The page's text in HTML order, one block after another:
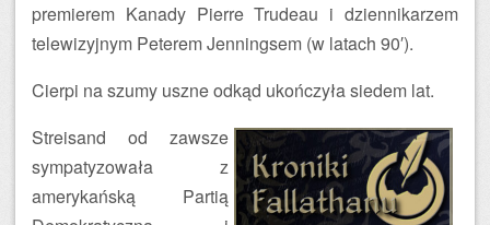
premierem Kanady Pierre Trudeau i dziennikarzem
telewizyjnym Peterem Jenningsem (w latach 90′).
Cierpi na szumy uszne odkąd ukończyła siedem lat.
Streisand od zawsze
sympatyzowała z
amerykańską Partią